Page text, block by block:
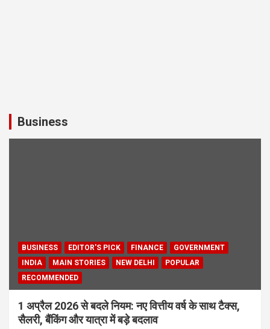
Business
BUSINESS EDITOR'S PICK FINANCE
GOVERNMENT
INDIA
MAIN STORIES NEW DELHI
POPULAR
RECOMMENDED
1 अप्रैल 2026 से बदले नियम: नए वित्तीय वर्ष के साथ टैक्स,
सैलरी, बैंकिंग और यात्रा में बड़े बदलाव